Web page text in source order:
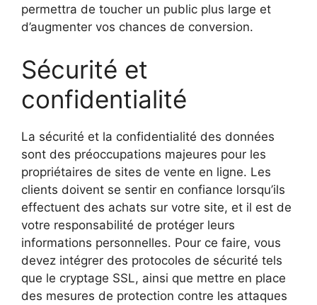
permettra de toucher un public plus large et
d’augmenter vos chances de conversion.
Sécurité et
confidentialité
La sécurité et la confidentialité des données
sont des préoccupations majeures pour les
propriétaires de sites de vente en ligne. Les
clients doivent se sentir en confiance lorsqu’ils
effectuent des achats sur votre site, et il est de
votre responsabilité de protéger leurs
informations personnelles. Pour ce faire, vous
devez intégrer des protocoles de sécurité tels
que le cryptage SSL, ainsi que mettre en place
des mesures de protection contre les attaques